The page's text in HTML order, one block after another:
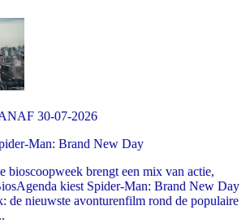
30-07-2026
Man: Brand New Day
bioscoopweek brengt een mix van actie,
kiest Spider-Man: Brand New Day
de nieuwste avonturenfilm rond de populaire